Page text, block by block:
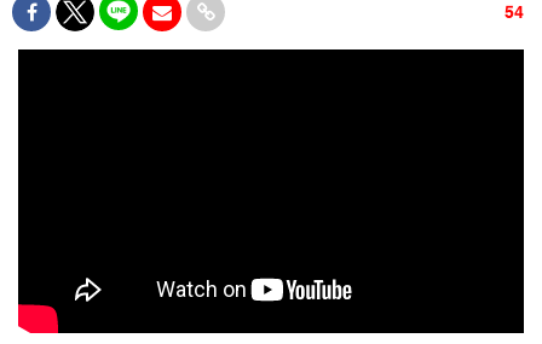
54